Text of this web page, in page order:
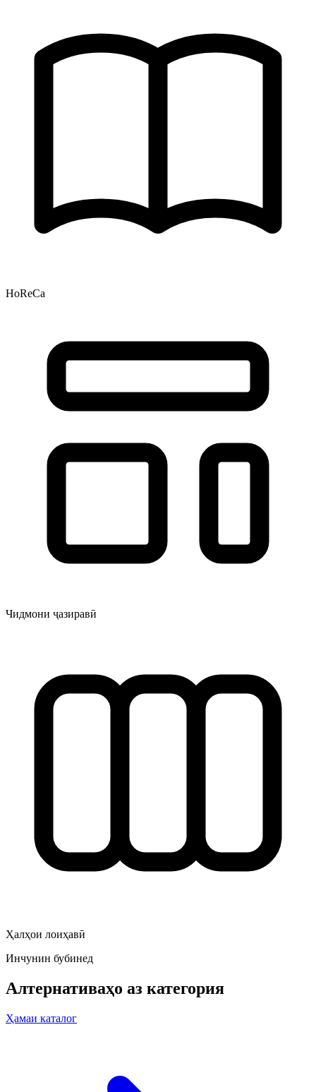
HoReCa
Чидмони ҷазиравӣ
Ҳалҳои лоиҳавӣ
Инчунин бубинед
Алтернативаҳо аз категория
Ҳамаи каталог